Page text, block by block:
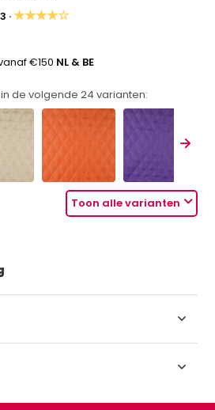
·★★★★☆
€150 NL & BE
de volgende24 varianten:
Toon alle varianten